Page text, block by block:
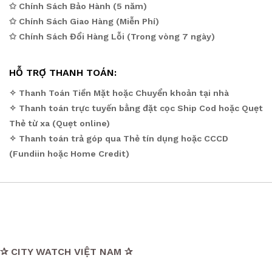
✩ Chính Sách Bảo Hành (5 năm)
✩ Chính Sách Giao Hàng (Miễn Phí)
✩ Chính Sách Đổi Hàng Lỗi (Trong vòng 7 ngày)
HỖ TRỢ THANH TOÁN:
✧ Thanh Toán Tiền Mặt hoặc Chuyển khoản tại nhà
✧ Thanh toán trực tuyến bằng đặt cọc Ship Cod hoặc Quẹt
Thẻ từ xa (Quẹt online)
✧ Thanh toán trả góp qua Thẻ tín dụng hoặc CCCD
(Fundiin hoặc Home Credit)
✰ CITY WATCH VIỆT NAM ✰